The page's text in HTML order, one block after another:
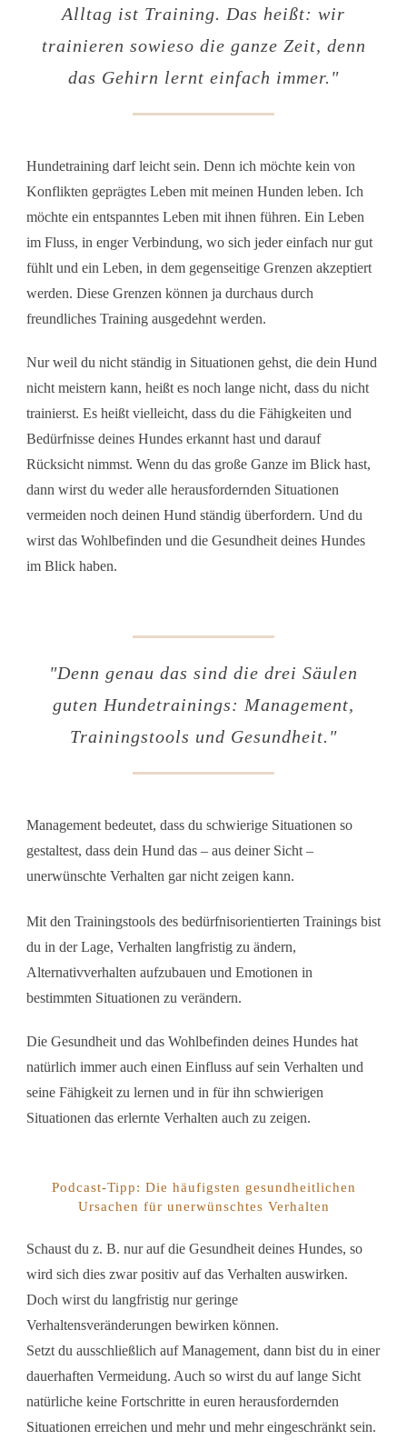
Alltag ist Training. Das heißt: wir
trainieren sowieso die ganze Zeit, denn
das Gehirn lernt einfach immer."
Hundetraining darf leicht sein. Denn ich möchte kein von
Konflikten geprägtes Leben mit meinen Hunden leben. Ich
möchte ein entspanntes Leben mit ihnen führen. Ein Leben
im Fluss, in enger Verbindung, wo sich jeder einfach nur gut
fühlt und ein Leben, in dem gegenseitige Grenzen akzeptiert
werden. Diese Grenzen können ja durchaus durch
freundliches Training ausgedehnt werden.
Nur weil du nicht ständig in Situationen gehst, die dein Hund
nicht meistern kann, heißt es noch lange nicht, dass du nicht
trainierst. Es heißt vielleicht, dass du die Fähigkeiten und
Bedürfnisse deines Hundes erkannt hast und darauf
Rücksicht nimmst. Wenn du das große Ganze im Blick hast,
dann wirst du weder alle herausfordernden Situationen
vermeiden noch deinen Hund ständig überfordern. Und du
wirst das Wohlbefinden und die Gesundheit deines Hundes
im Blick haben.
"Denn genau das sind die drei Säulen
guten Hundetrainings: Management,
Trainingstools und Gesundheit."
Management bedeutet, dass du schwierige Situationen so
gestaltest, dass dein Hund das – aus deiner Sicht –
unerwünschte Verhalten gar nicht zeigen kann.
Mit den Trainingstools des bedürfnisorientierten Trainings bist
du in der Lage, Verhalten langfristig zu ändern,
Alternativverhalten aufzubauen und Emotionen in
bestimmten Situationen zu verändern.
Die Gesundheit und das Wohlbefinden deines Hundes hat
natürlich immer auch einen Einfluss auf sein Verhalten und
seine Fähigkeit zu lernen und in für ihn schwierigen
Situationen das erlernte Verhalten auch zu zeigen.
Podcast-Tipp: Die häufigsten gesundheitlichen
Ursachen für unerwünschtes Verhalten
Schaust du z. B. nur auf die Gesundheit deines Hundes, so
wird sich dies zwar positiv auf das Verhalten auswirken.
Doch wirst du langfristig nur geringe
Verhaltensveränderungen bewirken können.
Setzt du ausschließlich auf Management, dann bist du in einer
dauerhaften Vermeidung. Auch so wirst du auf lange Sicht
natürliche keine Fortschritte in euren herausfordernden
Situationen erreichen und mehr und mehr eingeschränkt sein.